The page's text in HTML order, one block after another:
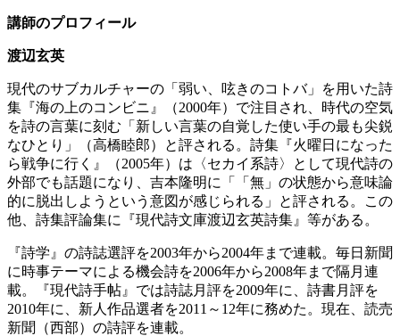
講師のプロフィール
渡辺玄英
現代のサブカルチャーの「弱い、呟きのコトバ」を用いた詩
集『海の上のコンビニ』（2000年）で注目され、時代の空気
を詩の言葉に刻む「新しい言葉の自覚した使い手の最も尖鋭
なひとり」（高橋睦郎）と評される。詩集『火曜日になった
ら戦争に行く』（2005年）は〈セカイ系詩〉として現代詩の
外部でも話題になり、吉本隆明に「「無」の状態から意味論
的に脱出しようという意図が感じられる」と評される。この
他、詩集評論集に『現代詩文庫渡辺玄英詩集』等がある。
『詩学』の詩誌選評を2003年から2004年まで連載。毎日新聞
に時事テーマによる機会詩を2006年から2008年まで隔月連
載。『現代詩手帖』では詩誌月評を2009年に、詩書月評を
2010年に、新人作品選者を2011～12年に務めた。現在、読売
新聞（西部）の詩評を連載。